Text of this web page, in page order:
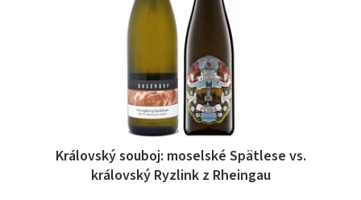
Královský souboj: moselské Spätlese vs.
královský Ryzlink z Rheingau